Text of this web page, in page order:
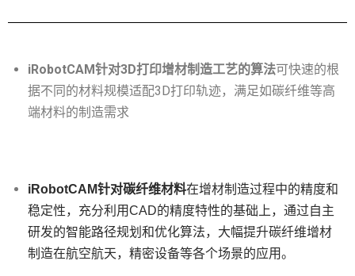
iRobotCAM针对3D打印增材制造工艺的算法可快速的根
据不同的材料规模适配3D打印轨迹，满足如碳纤维等高
端材料的制造需求
iRobotCAM针对碳纤维材料在增材制造过程中的精度和
稳定性，充分利用CAD的精度特性的基础上，通过自主
研发的智能路径规划和优化算法，大幅提升碳纤维增材
制造在航空航天，精密设备等各个场景的应用。